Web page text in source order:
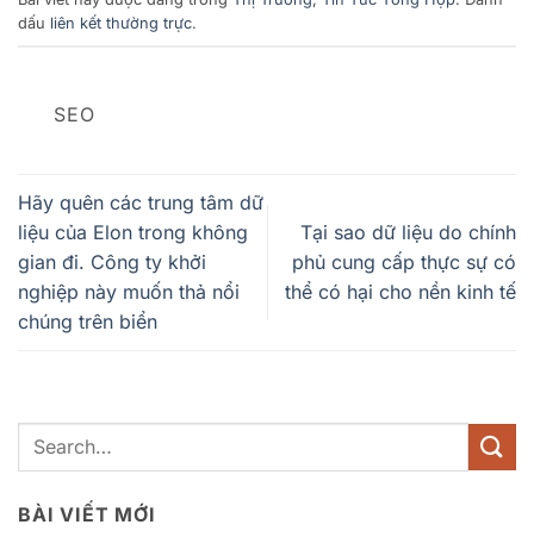
dấu liên kết thường trực.
SEO
Hãy quên các trung tâm dữ
liệu của Elon trong không
gian đi. Công ty khởi
nghiệp này muốn thả nổi
chúng trên biển
Tại sao dữ liệu do chính
phủ cung cấp thực sự có
thể có hại cho nền kinh tế
BÀI VIẾT MỚI